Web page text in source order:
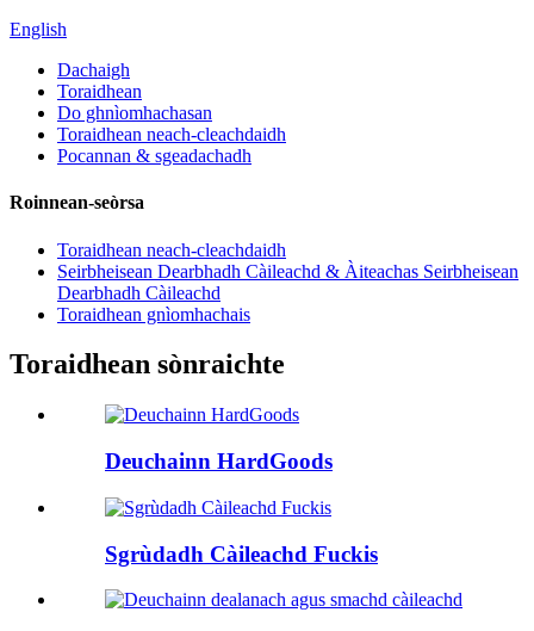
English
Dachaigh
Toraidhean
Do ghnìomhachasan
Toraidhean neach-cleachdaidh
Pocannan & sgeadachadh
Roinnean-seòrsa
Toraidhean neach-cleachdaidh
Seirbheisean Dearbhadh Càileachd & Àiteachas Seirbheisean
Dearbhadh Càileachd
Toraidhean gnìomhachais
Toraidhean sònraichte
Deuchainn HardGoods
Sgrùdadh Càileachd Fuckis